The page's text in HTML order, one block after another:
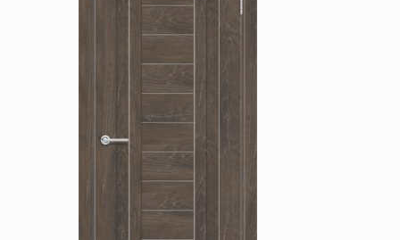
(33)
Ценовая категория
Двери стандарт(1303)
Двери эконом(1603)